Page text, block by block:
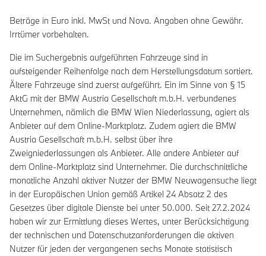
Beträge in Euro inkl. MwSt und Nova. Angaben ohne Gewähr.
Irrtümer vorbehalten.
Die im Suchergebnis aufgeführten Fahrzeuge sind in
aufsteigender Reihenfolge nach dem Herstellungsdatum sortiert.
Ältere Fahrzeuge sind zuerst aufgeführt. Ein im Sinne von § 15
AktG mit der BMW Austria Gesellschaft m.b.H. verbundenes
Unternehmen, nämlich die BMW Wien Niederlassung, agiert als
Anbieter auf dem Online-Marktplatz. Zudem agiert die BMW
Austria Gesellschaft m.b.H. selbst über ihre
Zweigniederlassungen als Anbieter. Alle andere Anbieter auf
dem Online-Marktplatz sind Unternehmer. Die durchschnittliche
monatliche Anzahl aktiver Nutzer der BMW Neuwagensuche liegt
in der Europäischen Union gemäß Artikel 24 Absatz 2 des
Gesetzes über digitale Dienste bei unter 50.000. Seit 27.2.2024
haben wir zur Ermittlung dieses Wertes, unter Berücksichtigung
der technischen und Datenschutzanforderungen die aktiven
Nutzer für jeden der vergangenen sechs Monate statistisch